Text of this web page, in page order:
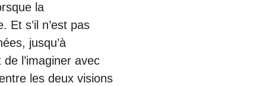
la
Et s’il n’est pas
jusqu’à
l’imaginer avec
les deux visions